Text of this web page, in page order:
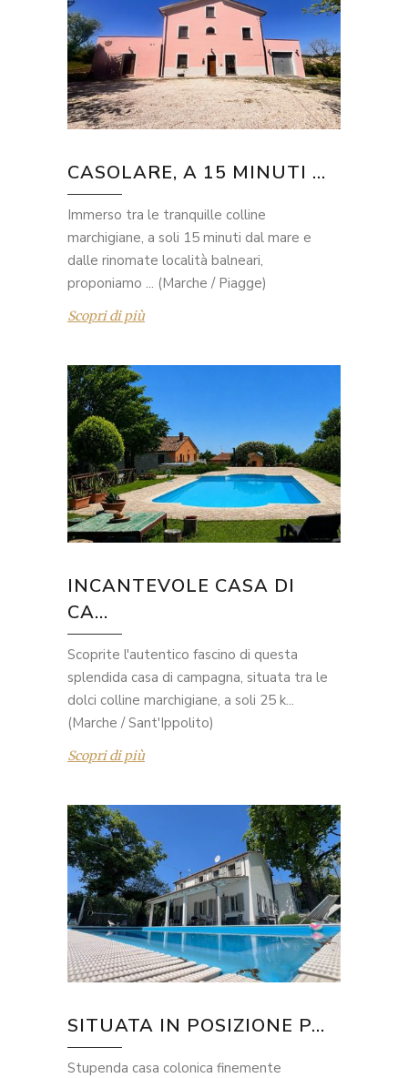
CASOLARE, A 15 MINUTI ...
Immerso tra le tranquille colline
marchigiane, a soli 15 minuti dal mare e
dalle rinomate località balneari,
proponiamo ... (Marche / Piagge)
Scopri di più
INCANTEVOLE CASA DI
CA...
Scoprite l'autentico fascino di questa
splendida casa di campagna, situata tra le
dolci colline marchigiane, a soli 25 k...
(Marche / Sant'Ippolito)
Scopri di più
SITUATA IN POSIZIONE P...
Stupenda casa colonica finemente